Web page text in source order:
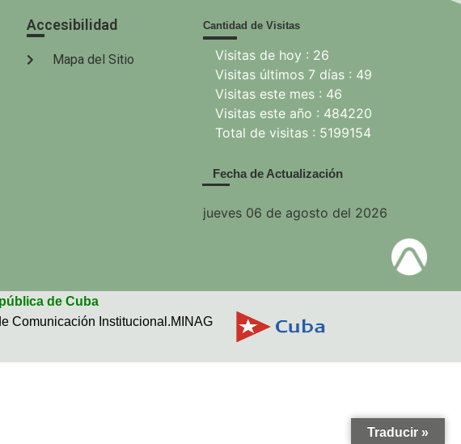
Accesibilidad
Mapa del Sitio
Fecha de Actualización
Cantidad de Visitas
Visitas de hoy : 26
Visitas últimos 7 días : 49
Visitas este mes : 46
Visitas este año : 484220
Total de visitas : 5199154
jueves 06 de agosto del 2026
de Cuba
Comunicación Institucional.MINAG
Traducir »